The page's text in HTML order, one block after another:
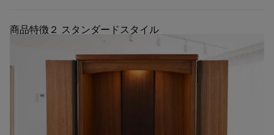
商品特徴２ スタンダードスタイル